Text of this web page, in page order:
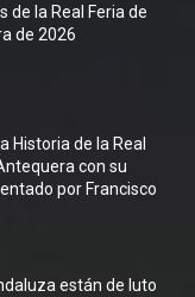
de la Real Feria de
de 2026
Historia de la Real
con su
por Francisco
están de luto